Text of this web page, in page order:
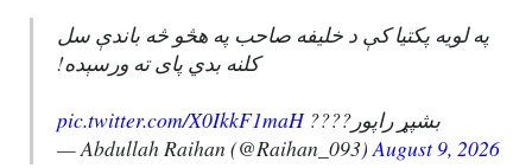
په لویه پکتیا کې د خلیفه صاحب په هڅو څه باندې سل
کلنه بدي پای ته ورسېده!
بشپړ راپور????pic.twitter.com/X0IkkF1maH
— Abdullah Raihan (@Raihan_093) August 9, 2026